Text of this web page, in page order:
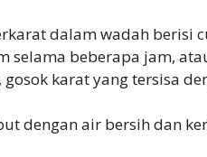
dalam wadah berisi
selama beberapa jam,
karat yang tersisa
dengan air bersih dan